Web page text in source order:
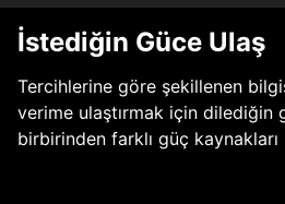
İstediğin Güce Ulaş
Tercihlerine göre şekillenen
verime ulaştırmak için dilediğin
birbirinden farklı güç